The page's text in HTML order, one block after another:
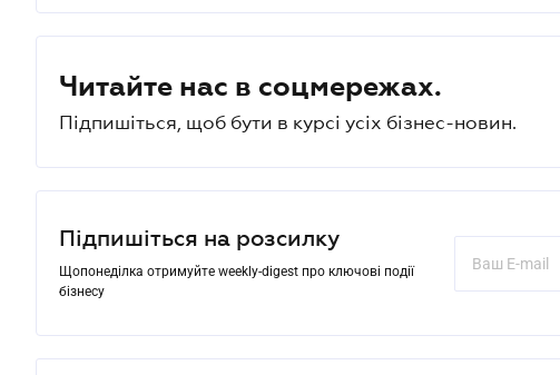
Читайте нас в соцмережах.
Підпишіться, щоб бути в курсі усіх бізнес-новин.
Підпишіться на розсилку
Щопонеділка отримуйте weekly-digest про ключові події
бізнесу